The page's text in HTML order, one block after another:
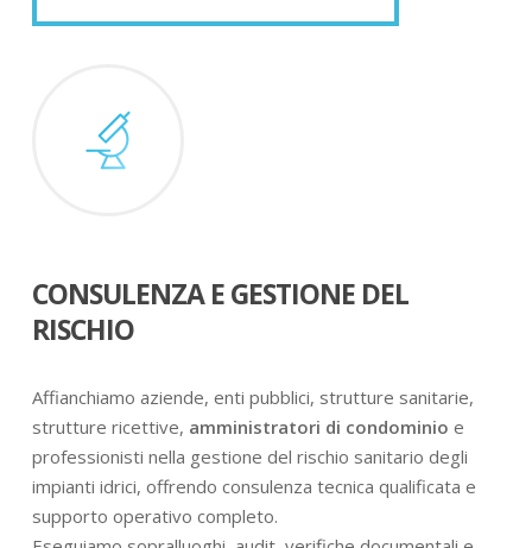
CONSULENZA E GESTIONE DEL
RISCHIO
Affianchiamo aziende, enti pubblici, strutture sanitarie,
strutture ricettive, amministratori di condominio e
professionisti nella gestione del rischio sanitario degli
impianti idrici, offrendo consulenza tecnica qualificata e
supporto operativo completo.